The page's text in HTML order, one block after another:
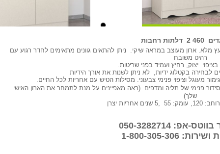
רחבות
עץ מלא. ארון מעוצב במראה שיקי. ניתן להתאים גוונים מתאימים לחדר רגוע עם
רהיט משובח
לבחירה בקטלוג ידיות, לא ניתן לשנות את אורך הידיות
מעוגל וציפוי פנימי צבעוני. מסילות הטיש עם אחריות לכל החיים.
פנימי של תליה ומדפים. (ראה מאפיינים על מנת לתמחר את הארון האישי
שלך)
אפ: 050-3282714
1-800-305-306